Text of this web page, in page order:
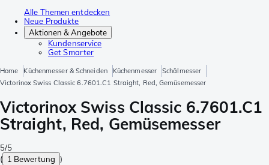
Alle Themen entdecken
Neue Produkte
Aktionen & Angebote
Kundenservice
Get Smarter
Home Küchenmesser & Schneiden Küchenmesser
Schälmesser
Victorinox Swiss Classic 6.7601.C1 Straight, Red, Gemüsemesser
Victorinox Swiss Classic 6.7601.C1
Straight, Red, Gemüsemesser
5/5
( 1 Bewertung )